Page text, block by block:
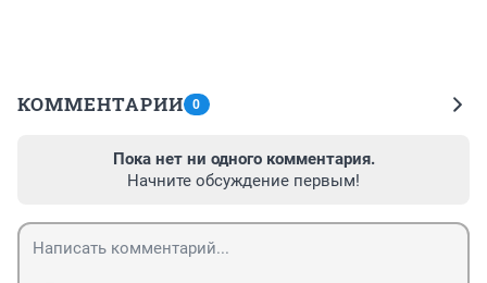
КОММЕНТАРИИ 0
Пока нет ни одного комментария.
Начните обсуждение первым!